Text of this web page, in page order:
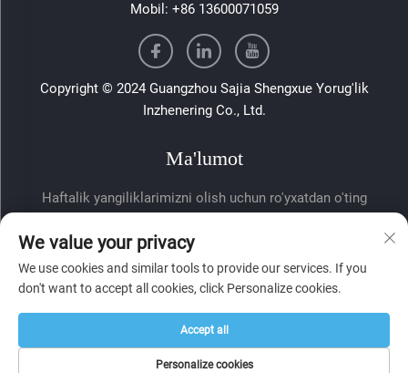
Mobil: +86 13600071059
Copyright © 2024 Guangzhou Sajia Shengxue Yorug'lik
Inzhenering Co., Ltd.
Ma'lumot
Haftalik yangiliklarimizni olish uchun ro'yxatdan o'ting
Yuborish
We value your privacy
We use cookies and similar tools to provide our services. If you
don't want to accept all cookies, click Personalize cookies.
Personalize cookies
Accept all